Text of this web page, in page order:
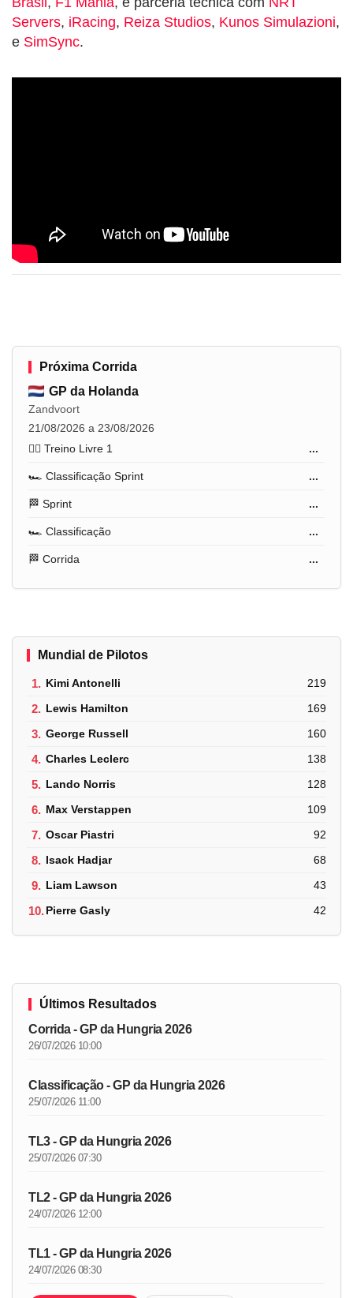
Servers, iRacing, Reiza Studios, Kunos Simulazioni,
e SimSync.
Próxima Corrida
GP da Holanda
Zandvoort
21/08/2026 a 23/08/2026
🏋️‍♂️ Treino Livre 1
...
🏎️ Classificação Sprint ...
🏁 Sprint ...
🏎️ Classificação ...
🏁 Corrida ...
Mundial de Pilotos
1. Kimi Antonelli 219
2. Lewis Hamilton 169
3. George Russell 160
4. Charles Leclerc 138
5. Lando Norris 128
6. Max Verstappen 109
7. Oscar Piastri 92
8. Isack Hadjar 68
9. Liam Lawson 43
10.Pierre Gasly 42
Últimos Resultados
Corrida - GP da Hungria 2026
26/07/2026 10:00
Classificação - GP da Hungria 2026
25/07/2026 11:00
TL3 - GP da Hungria 2026
25/07/2026 07:30
TL2 - GP da Hungria 2026
24/07/2026 12:00
TL1 - GP da Hungria 2026
24/07/2026 08:30